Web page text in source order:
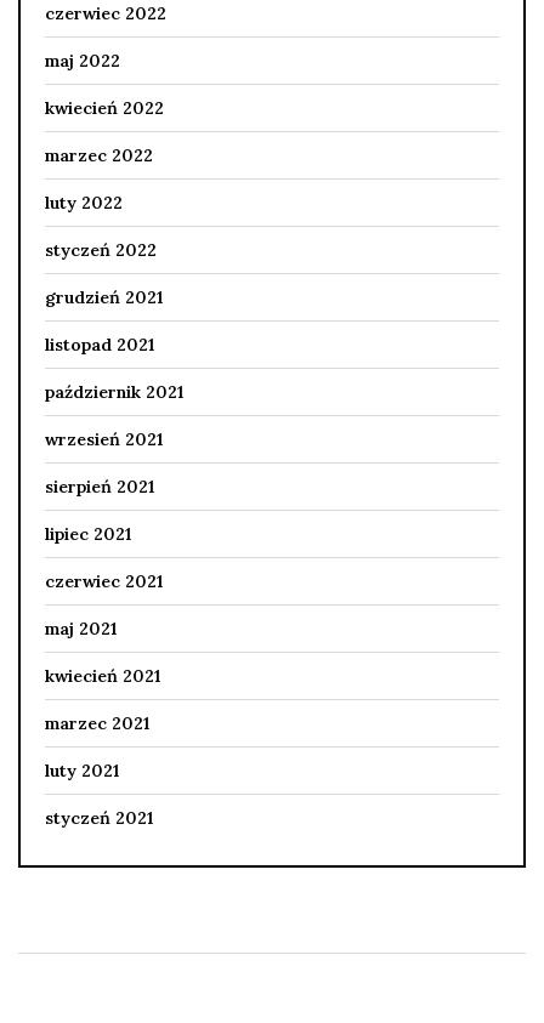
czerwiec 2022
maj 2022
kwiecień 2022
marzec 2022
luty 2022
styczeń 2022
grudzień 2021
listopad 2021
październik 2021
wrzesień 2021
sierpień 2021
lipiec 2021
czerwiec 2021
maj 2021
kwiecień 2021
marzec 2021
luty 2021
styczeń 2021